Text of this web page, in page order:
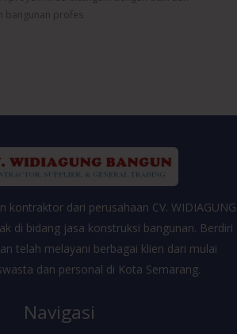
bangunan profes
kontraktor dari perusahaan CV. WIDIAGUNG
di bidang jasa konstruksi bangunan. Berdiri
telah melayani berbagai klien dari mulai
dan personal di Kota Semarang.
Navigasi